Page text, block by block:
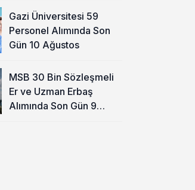
Gazi Üniversitesi 59
Personel Alımında Son
Gün 10 Ağustos
MSB 30 Bin Sözleşmeli
Er ve Uzman Erbaş
Alımında Son Gün 9